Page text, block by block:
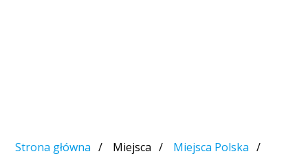
Strona główna Miejsca
Miejsca Polska